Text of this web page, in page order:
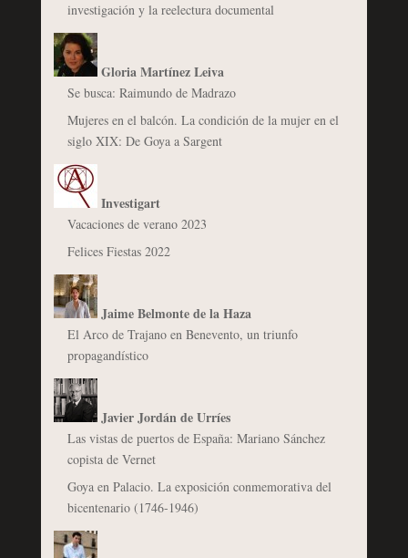
investigación y la reelectura documental
Gloria Martínez Leiva
Se busca: Raimundo de Madrazo
Mujeres en el balcón. La condición de la mujer en el
siglo XIX: De Goya a Sargent
Investigart
Vacaciones de verano 2023
Felices Fiestas 2022
Jaime Belmonte de la Haza
El Arco de Trajano en Benevento, un triunfo
propagandístico
Javier Jordán de Urríes
Las vistas de puertos de España: Mariano Sánchez
copista de Vernet
Goya en Palacio. La exposición conmemorativa del
bicentenario (1746-1946)